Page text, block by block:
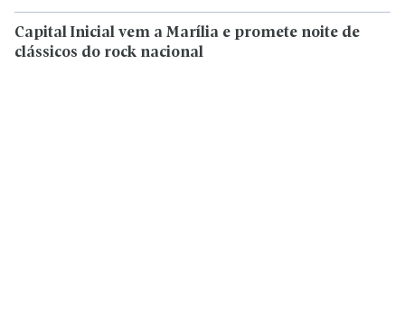
Capital Inicial vem a Marília e promete noite de
clássicos do rock nacional